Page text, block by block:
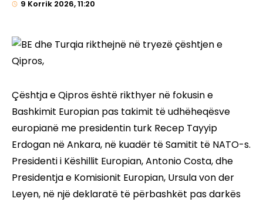
9 Korrik 2026, 11:20
Çështja e Qipros është rikthyer në fokusin e
Bashkimit Europian pas takimit të udhëheqësve
europianë me presidentin turk Recep Tayyip
Erdogan në Ankara, në kuadër të Samitit të NATO-s.
Presidenti i Këshillit Europian, Antonio Costa, dhe
Presidentja e Komisionit Europian, Ursula von der
Leyen, në një deklaratë të përbashkët pas darkës